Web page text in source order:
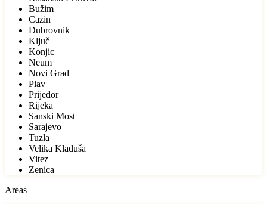
Bužim
Cazin
Dubrovnik
Ključ
Konjic
Neum
Novi Grad
Plav
Prijedor
Rijeka
Sanski Most
Sarajevo
Tuzla
Velika Kladuša
Vitez
Zenica
Areas